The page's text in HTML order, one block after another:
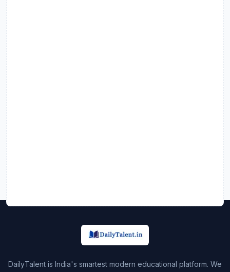
DailyTalent is India's smartest modern educational platform. We